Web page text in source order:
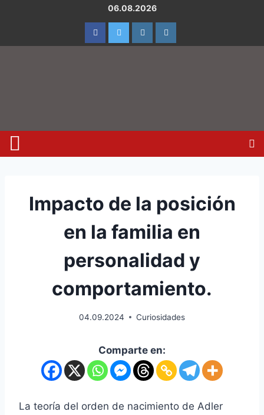
06.08.2026
Impacto de la posición
en la familia en
personalidad y
comportamiento.
04.09.2024 Curiosidades
Comparte en:
La teoría del orden de nacimiento de Adler